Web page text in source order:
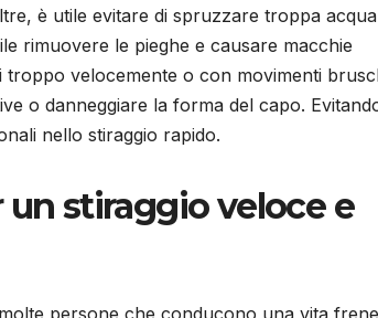
è utile evitare di spruzzare troppa
rimuovere le pieghe e causare macchie
troppo velocemente o con movimenti
o danneggiare la forma del capo.
nello stiraggio rapido.
stiraggio veloce e
persone che conducono una vita